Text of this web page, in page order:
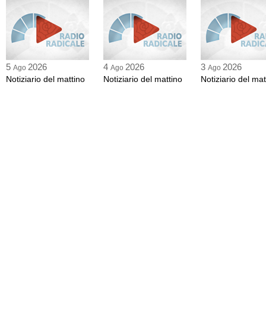
5 Ago 2026
Notiziario del mattino
4 Ago 2026
Notiziario del mattino
3 Ago 2026
Notiziario del